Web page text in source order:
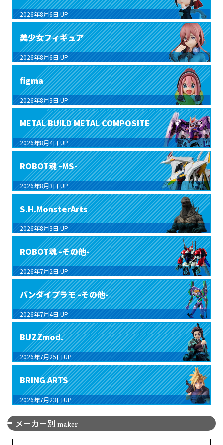
2026年8月6日 UP
美少女フィギュア
2026年8月6日 UP
figma
2026年8月3日 UP
METAL BUILD METAL COMPOSITE
2026年8月4日 UP
ROBOT魂 -MS-
2026年8月3日 UP
S.H.MonsterArts
2026年8月3日 UP
ROBOT魂 -その他-
2026年7月2日 UP
バンダイプラモ -その他-
2026年7月4日 UP
BUZZmod.
2026年7月25日 UP
BRING ARTS
2026年7月23日 UP
メーカー別 maker